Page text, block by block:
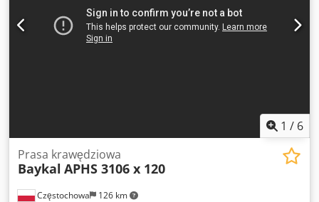
1 / 6
Częstochowa 126 km
Prasa krawędziowa
Baykal APHS 3106 x 120